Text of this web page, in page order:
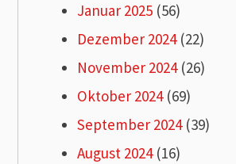
Januar 2025 (56)
Dezember 2024(22)
November 2024(26)
Oktober 2024(69)
September 2024(39)
August 2024(16)